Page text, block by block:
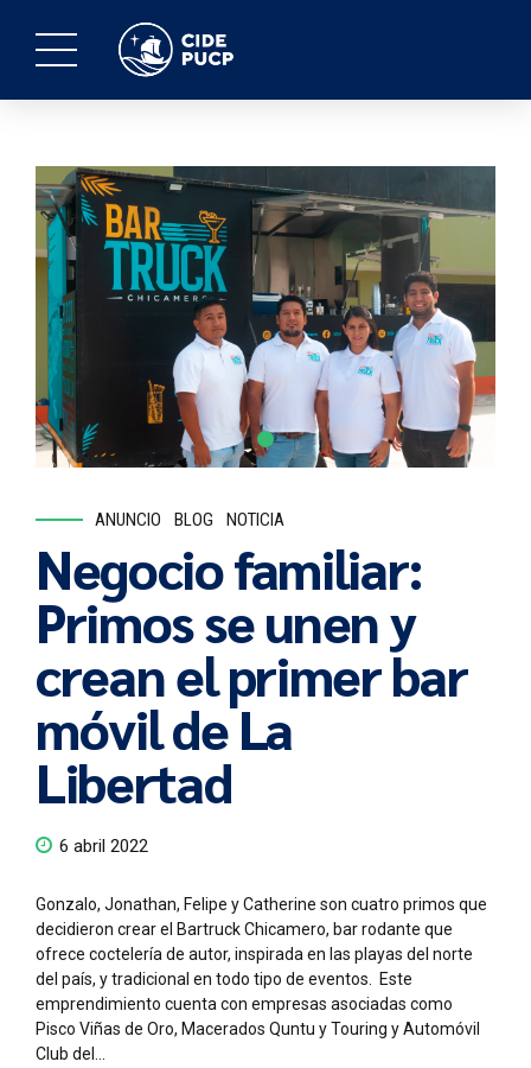
ANUNCIO BLOG NOTICIA
Negocio familiar:
Primos se unen y
crean el primer bar
móvil de La
Libertad
6 abril 2022
Gonzalo, Jonathan, Felipe y Catherine son cuatro primos que
decidieron crear el Bartruck Chicamero, bar rodante que
ofrece coctelería de autor, inspirada en las playas del norte
del país, y tradicional en todo tipo de eventos. Este
emprendimiento cuenta con empresas asociadas como
Pisco Viñas de Oro, Macerados Quntu y Touring y Automóvil
Club del...